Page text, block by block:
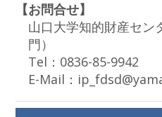
【お問合せ】
山口大学知的財産セン
門）
Tel：0836-85-9942
E-Mail：